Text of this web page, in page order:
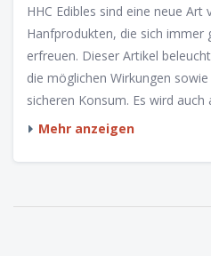
HHC Edibles sind eine neue Art
Hanfprodukten, die sich immer
erfreuen. Dieser Artikel
die möglichen Wirkungen
sicheren Konsum. Es wird
eingegangen, die HHC von
Mehr anzeigen